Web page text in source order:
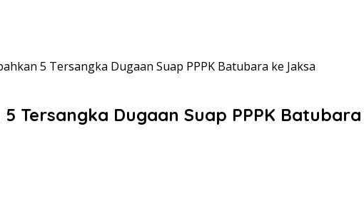
5 Tersangka Dugaan Suap PPPK Batubara ke Jaksa
Tersangka Dugaan Suap PPPK